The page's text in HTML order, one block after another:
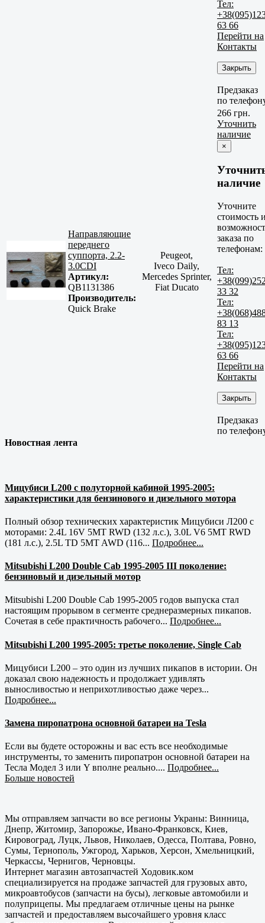
Тел:
63 66
Перейти на
Контакты
Закрыть
Предзаказ
по
Направляющие
переднего
суппорта, 2.2-
3.0CDI
Артикул:
QB1131386
Производитель:
Quick Brake
Peugeot,
Iveco Daily,
Mercedes Sprinter,
Fiat Ducato
266 грн.
Уточнить
наличие
×
наличие
Уточните
стоимость
заказа по
телефонам:
Тел:
33 32
Тел:
83 13
Тел:
63 66
Перейти на
Контакты
Закрыть
Предзаказ
по
Новостная лента
Мицубиси L200 с полуторной кабиной 1995-2005:
характеристики для бензинового и дизельного мотора
Полный обзор технических характеристик Мицубиси Л200 с
моторами: 2.4L 16V 5MT RWD (132 л.с.), 3.0L V6 5MT RWD
(181 л.с.), 2.5L TD 5MT AWD (116... Подробнее...
Mitsubishi L200 Double Cab 1995-2005 III поколение:
бензиновый и дизельный мотор
Mitsubishi L200 Double Cab 1995-2005 годов выпуска стал
настоящим прорывом в сегменте среднеразмерных пикапов.
Сочетая в себе практичность рабочего... Подробнее...
Mitsubishi L200 1995-2005: третье поколение, Single Cab
Мицубиси L200 – это один из лучших пикапов в истории. Он
доказал свою надежность и продолжает удивлять
выносливостью и неприхотливостью даже через...
Подробнее...
Замена пиропатрона основной батареи на Tesla
Если вы будете осторожны и вас есть все необходимые
инструменты, то заменить пиропатрон основной батареи на
Тесла Модел 3 или Y вполне реально.... Подробнее...
Больше новостей
Мы отправляем запчасти во все регионы Украны: Винница,
Днепр, Житомир, Запорожье, Ивано-Франковск, Киев,
Кировоград, Луцк, Львов, Николаев, Одесса, Полтава, Ровно,
Сумы, Тернополь, Ужгород, Харьков, Херсон, Хмельницкий,
Черкассы, Чернигов, Черновцы.
Интернет магазин автозапчастей Ходовик.ком
специализируется на продаже запчастей для грузовых авто,
микроавтобусов (запчасти на бусы), легковые автомобили и
полуприцепы. Мы предлагаем отличные цены на рынке
запчастей и предоставляем высочайшего уровня класс